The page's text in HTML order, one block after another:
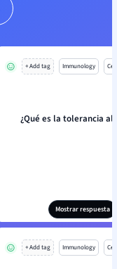
+ Add tag Immunology
¿Qué es la tolerancia al
Mostrar respuesta
+ Add tag Immunology